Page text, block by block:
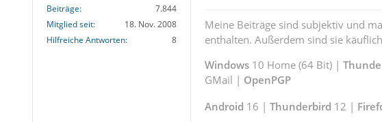
Beiträge
7.844
Mitglied seit
18. Nov. 2008
Hilfreiche Antworten
8
Meine Beiträge sind subjektiv und
enthalten. Außerdem sind sie
Windows10 Home (64 Bit) |
GMail | OpenPGP
Android 16 | Thunderbird 12 |